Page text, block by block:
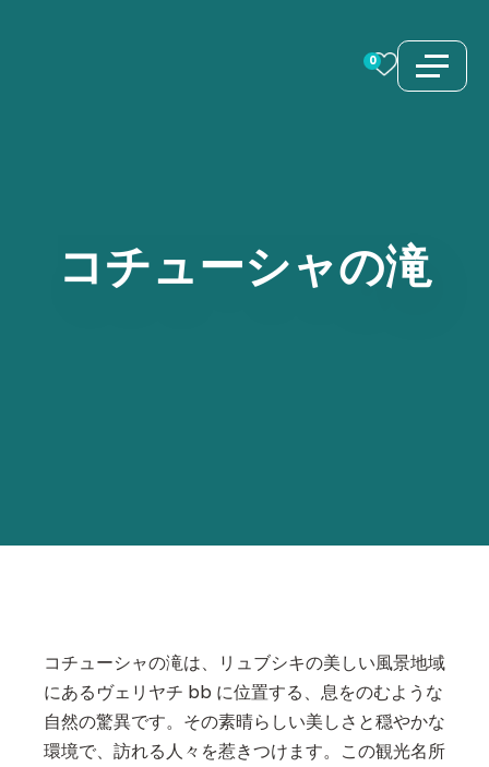
0
コチューシャの滝
コチューシャの滝は、リュブシキの美しい風景地域
にあるヴェリヤチ bb に位置する、息をのむような
自然の驚異です。その素晴らしい美しさと穏やかな
環境で、訪れる人々を惹きつけます。この観光名所